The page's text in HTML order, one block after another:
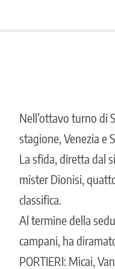
Nell’ottavo turno di
stagione, Venezia e
La sfida, diretta dal
mister Dionisi,
classifica.
Al termine della
campani, ha
PORTIERI: Micai,